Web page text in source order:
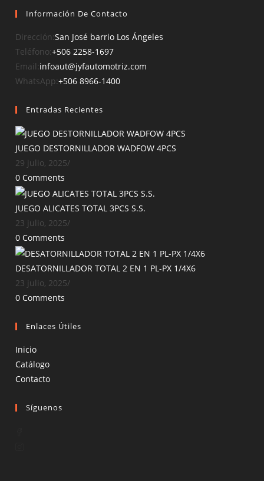
Información De Contacto
Dirección:San José barrio Los Ángeles
Teléfono:+506 2258-1697Opens
in
your
Email:infoaut@jyfautomotriz.com
WhatsApp:+506 8966-1400Opens
tab
Entradas Recientes
JUEGO DESTORNILLADOR WADFOW 4PCS
29 julio, 2025/
0 Comments
JUEGO ALICATES TOTAL 3PCS S.S.
23 julio, 2025/
0 Comments
DESATORNILLADOR TOTAL 2 EN 1 PL-PX 1/4X6
23 julio, 2025/
0 Comments
Enlaces Útiles
Inicio
Catálogo
Contacto
Síguenos